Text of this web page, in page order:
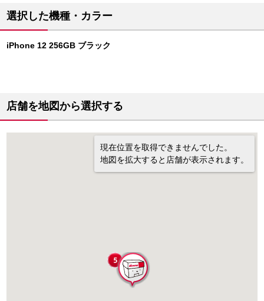
選択した機種・カラー
iPhone 12 256GB ブラック
店舗を地図から選択する
現在位置を取得できませんでした。
地図を拡大すると店舗が表示されます。